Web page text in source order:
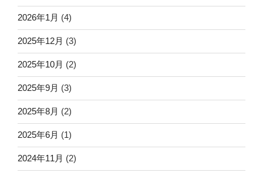
2026年1月 (4)
2025年12月 (3)
2025年10月 (2)
2025年9月 (3)
2025年8月 (2)
2025年6月 (1)
2024年11月 (2)